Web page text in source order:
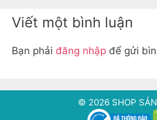
Viết một bình luận
Bạn phải đăng nhập để gửi
© 2026 SHOP